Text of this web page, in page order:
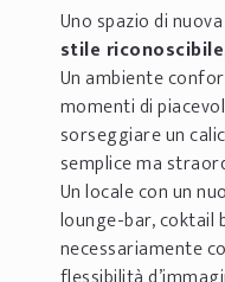
Uno spazio di
stile
Un ambiente
momenti di
sorseggiare un
semplice ma
Un locale con un
lounge-bar, coktail
necessariamente